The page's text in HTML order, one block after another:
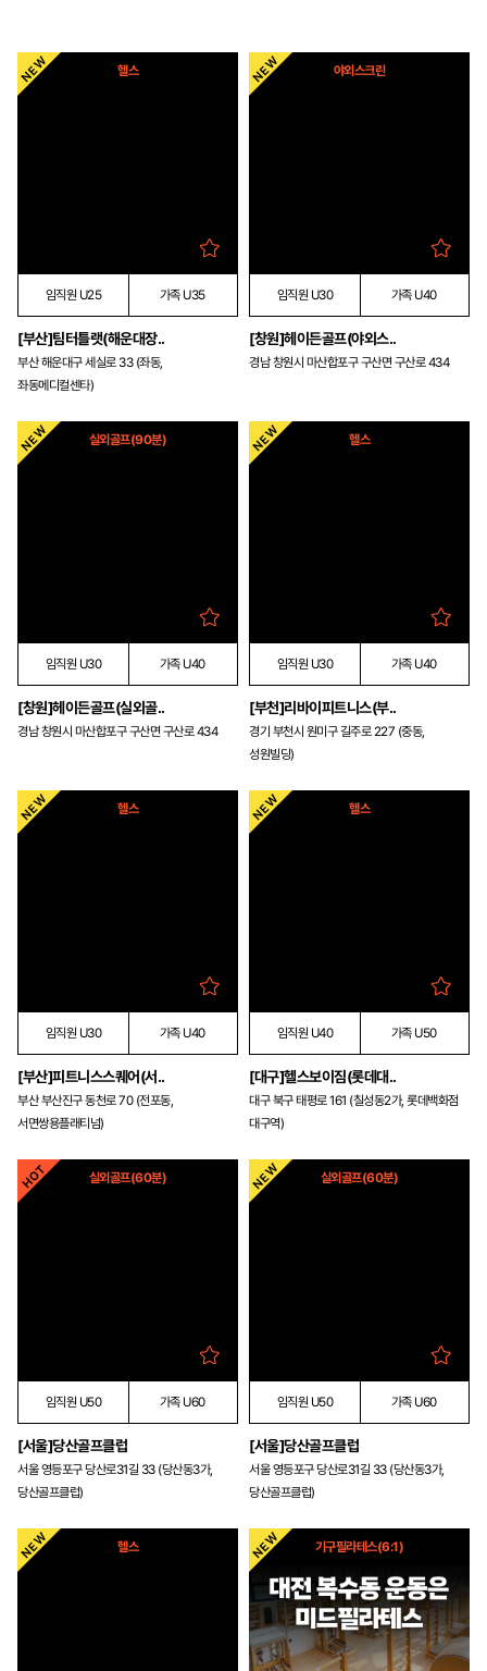
헬스
임직원 U25 가족 U35
[부산]팀터틀랫(해운대장..
부산 해운대구 세실로 33 (좌동,
좌동메디컬센타)
야외스크린
임직원 U30 가족 U40
[창원]헤이든골프(야외스..
경남 창원시 마산합포구 구산면 구산로 434
실외골프(90분)
임직원 U30 가족 U40
[창원]헤이든골프(실외골..
경남 창원시 마산합포구 구산면 구산로 434
헬스
임직원 U30 가족 U40
[부천]리바이피트니스(부..
경기 부천시 원미구 길주로 227 (중동,
성원빌딩)
헬스
임직원 U30 가족 U40
[부산]피트니스스퀘어(서..
부산 부산진구 동천로 70 (전포동,
서면쌍용플래티넘)
헬스
임직원 U40 가족 U50
[대구]헬스보이짐(롯데대..
대구 북구 태평로 161 (칠성동2가, 롯데백화점
대구역)
실외골프(60분)
임직원 U50 가족 U60
[서울]당산골프클럽
서울 영등포구 당산로31길 33 (당산동3가,
당산골프클럽)
실외골프(60분)
임직원 U50 가족 U60
[서울]당산골프클럽
서울 영등포구 당산로31길 33 (당산동3가,
당산골프클럽)
헬스 기구필라테스(6:1)